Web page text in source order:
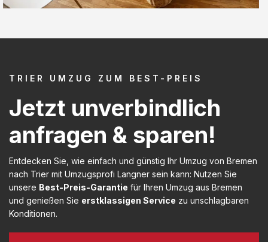
TRIER UMZUG ZUM BEST-PREIS
Jetzt unverbindlich
anfragen & sparen!
Entdecken Sie, wie einfach und günstig Ihr Umzug von Bremen
nach Trier mit Umzugsprofi Langner sein kann: Nutzen Sie
unsere Best-Preis-Garantie für Ihren Umzug aus Bremen
und genießen Sie erstklassigen Service zu unschlagbaren
Konditionen.